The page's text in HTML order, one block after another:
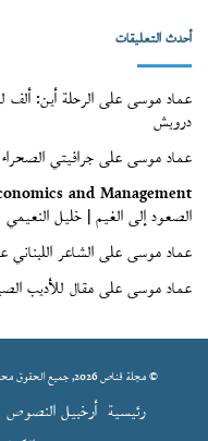
أحدث التعليقات
عماد موسىعلىالرحلة أين:
درويش
عماد موسىعلىجرافيتي
and Management
الصعود إلى الغيم | خليل النعيمي
عماد موسىعلىالشاعر
عماد موسىعلىمقال للأديب
© مجلة قناص 2026, جميع الحقوق محفوظة |
رئيسية أرخبيل النصوص